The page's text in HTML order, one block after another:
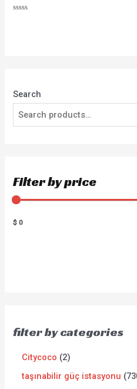
Search
Filter by price
$ 0
filter by categories
Citycoco
2
taşınabilir güç istasyonu